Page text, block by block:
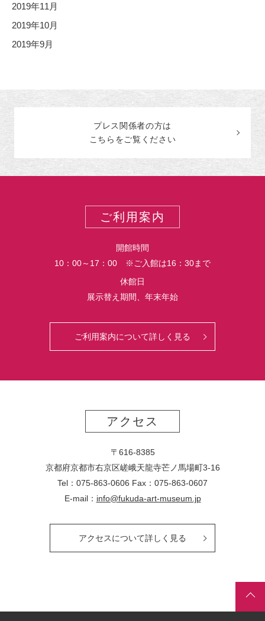
2019年11月
2019年10月
2019年9月
プレス関係者の方は
こちらをご覧ください
ご利用案内
開館時間
10：00～17：00 ※ご入館は16：30まで
休館日
展示替え期間、年末年始
ご利用案内について詳しく見る
アクセス
〒616-8385
京都府京都市右京区嵯峨天龍寺芒ノ馬場町3-16
Tel：075-863-0606 Fax：075-863-0607
E-mail： info@fukuda-art-museum.jp
アクセスについて詳しく見る